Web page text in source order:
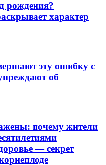
рождения?
характер
эту ошибку с
об
почему жители
— секрет